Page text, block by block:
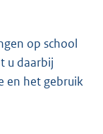
op school
u daarbij
en het gebruik